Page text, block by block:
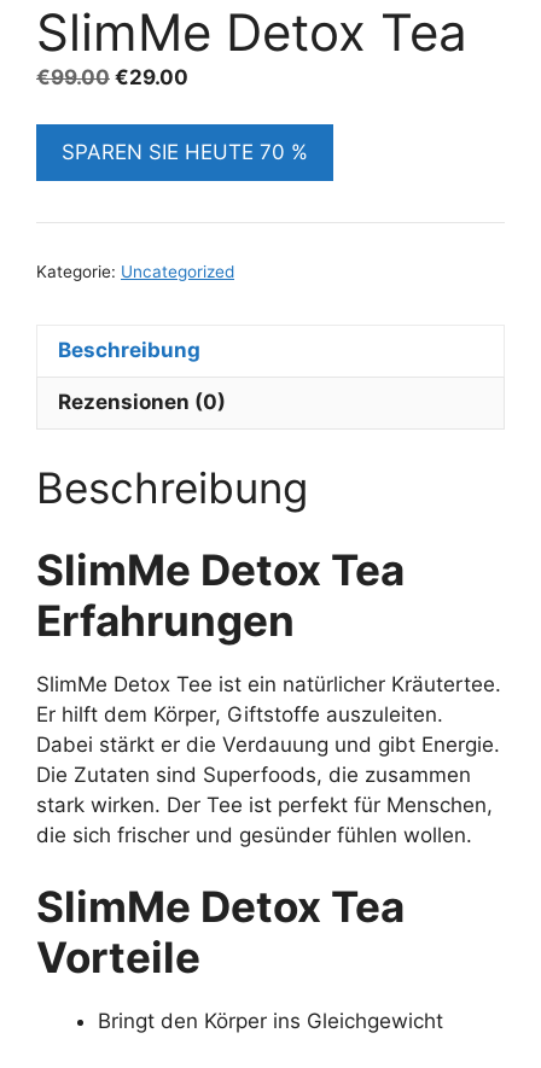
SlimMe Detox Tea
€99.00 Ursprünglicher
€99.00
€29.00
€29.00.
SPAREN SIE HEUTE 70 %
Kategorie: Uncategorized
Beschreibung
Rezensionen (0)
Beschreibung
SlimMe Detox Tea
Erfahrungen
SlimMe Detox Tee ist ein natürlicher Kräutertee.
Er hilft dem Körper, Giftstoffe auszuleiten.
Dabei stärkt er die Verdauung und gibt Energie.
Die Zutaten sind Superfoods, die zusammen
stark wirken. Der Tee ist perfekt für Menschen,
die sich frischer und gesünder fühlen wollen.
SlimMe Detox Tea
Vorteile
Bringt den Körper ins Gleichgewicht